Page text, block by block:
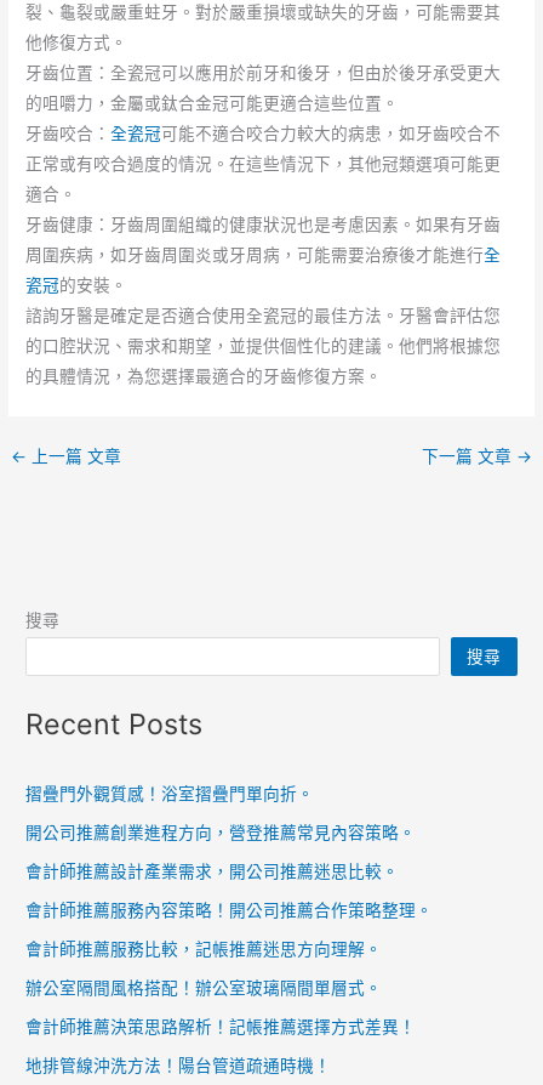
裂、龜裂或嚴重蛀牙。對於嚴重損壞或缺失的牙齒，可能需要其
他修復方式。
牙齒位置：全瓷冠可以應用於前牙和後牙，但由於後牙承受更大
的咀嚼力，金屬或鈦合金冠可能更適合這些位置。
牙齒咬合：全瓷冠可能不適合咬合力較大的病患，如牙齒咬合不
正常或有咬合過度的情況。在這些情況下，其他冠類選項可能更
適合。
牙齒健康：牙齒周圍組織的健康狀況也是考慮因素。如果有牙齒
周圍疾病，如牙齒周圍炎或牙周病，可能需要治療後才能進行全
瓷冠的安裝。
諮詢牙醫是確定是否適合使用全瓷冠的最佳方法。牙醫會評估您
的口腔狀況、需求和期望，並提供個性化的建議。他們將根據您
的具體情況，為您選擇最適合的牙齒修復方案。
← 上一篇 文章 下一篇 文章 →
搜尋
搜尋
Recent Posts
摺疊門外觀質感！浴室摺疊門單向折。
開公司推薦創業進程方向，營登推薦常見內容策略。
會計師推薦設計產業需求，開公司推薦迷思比較。
會計師推薦服務內容策略！開公司推薦合作策略整理。
會計師推薦服務比較，記帳推薦迷思方向理解。
辦公室隔間風格搭配！辦公室玻璃隔間單層式。
會計師推薦決策思路解析！記帳推薦選擇方式差異！
地排管線沖洗方法！陽台管道疏通時機！